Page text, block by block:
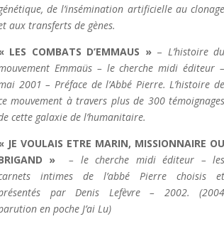
de l’insémination artificielle au clonage
aux transferts de gènes.
LES COMBATS D’EMMAUS »– L’histoire du
Emmaüs – le cherche midi éditeur –
2001 – Préface de l’Abbé Pierre. L’histoire de
mouvement à travers plus de 300 témoignages
cette galaxie de l’humanitaire.
JE VOULAIS ETRE MARIN, MISSIONNAIRE OU
»
– le cherche midi éditeur – les
intimes de l’abbé Pierre choisis et
par Denis Lefèvre – 2002. (2004
en poche J’ai Lu)